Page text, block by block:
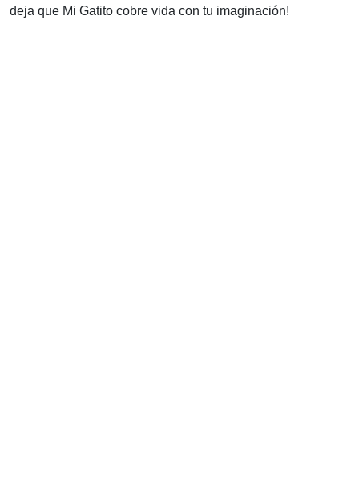
deja que Mi Gatito cobre vida con tu imaginación!